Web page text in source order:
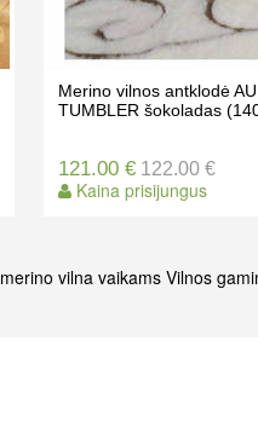
Merino vilnos antklodė
TUMBLER šokoladas
121.00 €
Kaina prisijungus
122.00 €
merino vilna vaikams Vilnos